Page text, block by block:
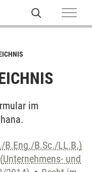
im
B.Eng./B.Sc./LL.B.)
und